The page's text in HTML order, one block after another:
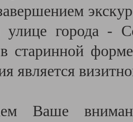
улице города -
старинной
является
Ваше